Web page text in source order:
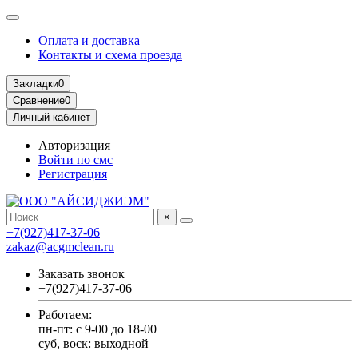
Оплата и доставка
Контакты и схема проезда
Закладки0
Сравнение0
Личный кабинет
Авторизация
Войти по смс
Регистрация
×
+7(927)417-37-06
zakaz@acgmclean.ru
Заказать звонок
+7(927)417-37-06
Работаем:
пн-пт: с 9-00 до 18-00
суб, воск: выходной